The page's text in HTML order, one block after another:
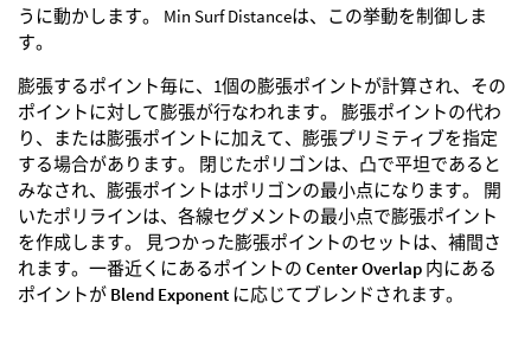
うに動かします。 Min Surf Distanceは、この挙動を制御しま
す。
膨張するポイント毎に、1個の膨張ポイントが計算され、その
ポイントに対して膨張が行なわれます。 膨張ポイントの代わ
り、または膨張ポイントに加えて、膨張プリミティブを指定
する場合があります。 閉じたポリゴンは、凸で平坦であると
みなされ、膨張ポイントはポリゴンの最小点になります。 開
いたポリラインは、各線セグメントの最小点で膨張ポイント
を作成します。 見つかった膨張ポイントのセットは、補間さ
れます。一番近くにあるポイントの Center Overlap 内にある
ポイントが Blend Exponent に応じてブレンドされます。